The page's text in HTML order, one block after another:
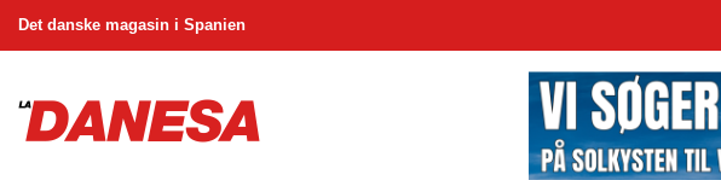
Det danske magasin i Spanien